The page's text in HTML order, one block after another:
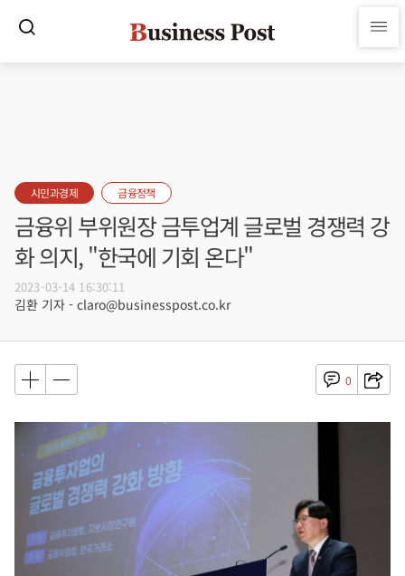
시민과경제 금융정책
금융위 부위원장 금투업계 글로벌 경쟁력 강
화 의지, "한국에 기회 온다"
2023-03-14 16:30:11
김환 기자 - claro@businesspost.co.kr
0